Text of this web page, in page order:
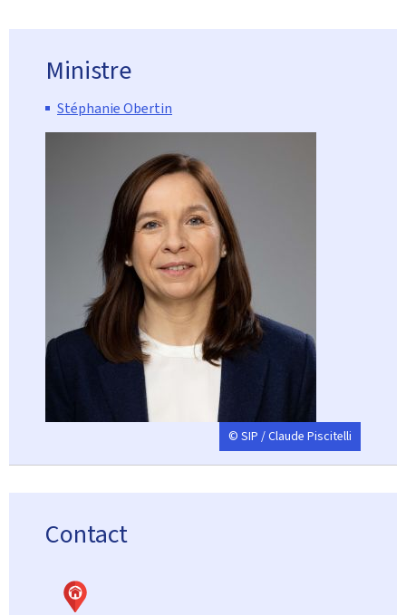
Ministre
Stéphanie Obertin
© SIP / Claude Piscitelli
Contact